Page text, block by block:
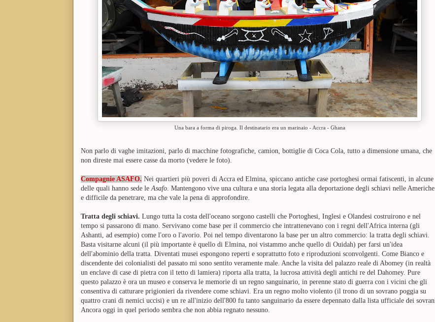
Una bara a forma di piroga. Il destinatario era un marinaio - Accra - Ghana
Non parlo di vaghe imitazioni, parlo di macchine fotografiche, camion, bottiglie di Coca Cola, tutto a dimensione umana, che
non direste mai essere casse da morto (vedere le foto).
Compagnie ASAFO. Nei quartieri più poveri di Accra ed Elmina, spiccano antiche case portoghesi ormai fatiscenti, in alcune
delle quali hanno sede leAsafo. Mantengono vive una cultura e una storia legata alla deportazione degli schiavi nelle Americhe
e difficile da penetrare, ma che vale la pena di approfondire.
Tratta degli schiavi. Lungo tutta la costa dell'oceano sorgono castelli che Portoghesi, Inglesi e Olandesi costruirono e nel
tempo si passarono di mano. Servivano come base per il commercio che intrattenevano con i regni dell'Africa interna (gli
Ashanti, ad esempio) come l'oro o l'avorio. Poi nel tempo diventarono la base per un altro commercio: la tratta degli schiavi.
Basta visitarne alcuni (il più importante è quello di Elmina, noi vistammo anche quello di Ouidah) per farsi un'idea
dell'abominio della tratta. Diventati musei espongono reperti e soprattutto foto e riproduzioni sconvolgenti. Come Bianco e
discendente dei colonialisti del passato mi sono sentito veramente male. Anche la visita del palazzo reale di Abomey (in realtà
un enclave di case di pietra con il tetto di lamiera) riporta alla tratta, la lucrosa attività degli antichi re del Dahomey. Pure
questo palazzo è ora un museo e conserva le memorie di un regno sanguinario, in perenne stato di guerra con i vicini che gli
consentiva di catturare prigionieri da rivendere come schiavi. Era un regno molto violento (il trono di un sovrano poggia su
quattro crani di nemici uccisi) e un re all'inizio dell'800 fu tanto sanguinario da essere depennato dalla lista ufficiale dei
Ancora oggi in quel periodo sembra che non abbia regnato nessuno.